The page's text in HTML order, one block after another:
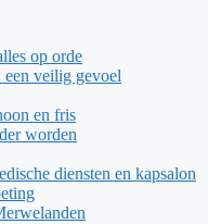
op orde
een veilig gevoel
en fris
worden
diensten en kapsalon